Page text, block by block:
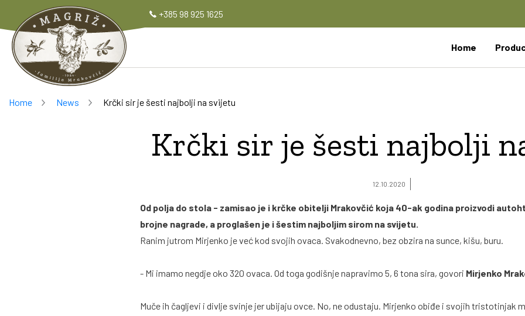
+385 98 925 1625
Home
Home News Krčki sir je šesti najbolji na svijetu
Krčki sir je šesti najbolji
12.10.2020
Od polja do stola - zamisao je i krčke obitelji Mrakovčić koja 40-ak godina proizvodi
brojne nagrade, a proglašen je i šestim najboljim sirom na svijetu.
Ranim jutrom Mirjenko je već kod svojih ovaca. Svakodnevno, bez obzira na sunce, kišu, buru.
- Mi imamo negdje oko 320 ovaca. Od toga godišnje napravimo 5, 6 tona sira, govori Mirjenko
Muče ih čagljevi i divlje svinje jer ubijaju ovce. No, ne odustaju. Mirjenko obiđe i svojih tristotinjak